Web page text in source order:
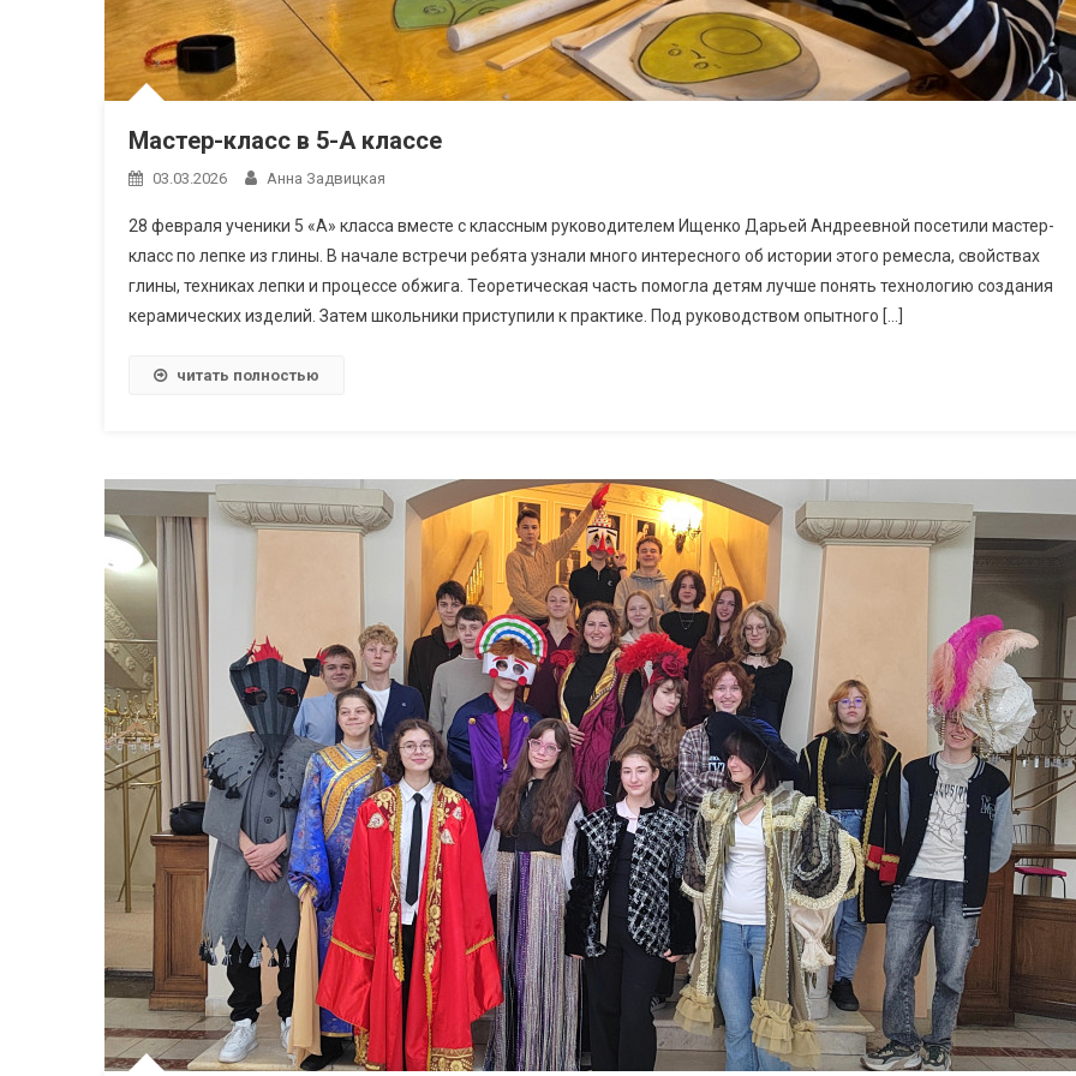
Мастер-класс в 5-А классе
03.03.2026 Анна Задвицкая
28 февраля ученики 5 «А» класса вместе с классным руководителем Ищенко Дарьей Андреевной посетили мастер-
класс по лепке из глины. В начале встречи ребята узнали много интересного об истории этого ремесла, свойствах
глины, техниках лепки и процессе обжига. Теоретическая часть помогла детям лучше понять технологию создания
керамических изделий. Затем школьники приступили к практике. Под руководством опытного […]
читать полностью